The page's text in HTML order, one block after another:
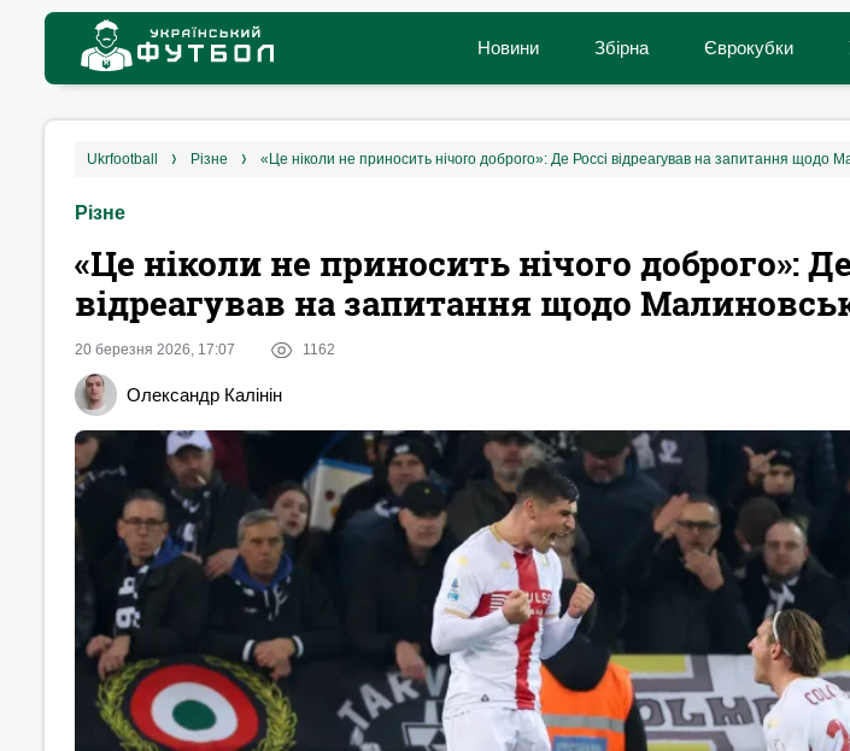
Новини Збірна Єврокубки
ukrfootball різне «Це ніколи не приносить нічого доброго»: Де Россі відреагував на запитання щодо
Різне
«Це ніколи не приносить нічого доброго»:
відреагував на запитання щодо
20 березня 2026, 17:07 1162
Олександр Калінін